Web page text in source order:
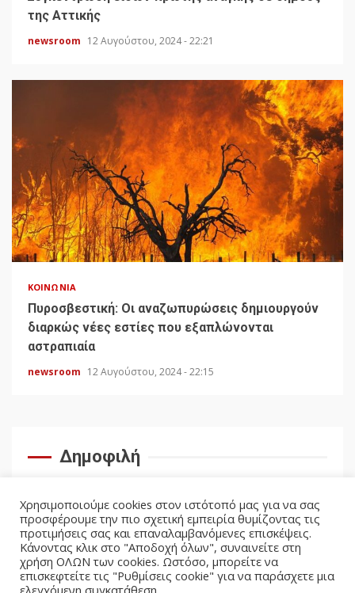
της Αττικής
newsroom 12 Αυγούστου, 2024 - 22:21
ΚΟΙΝΩΝΊΑ
Πυροσβεστική: Οι αναζωπυρώσεις δημιουργούν
διαρκώς νέες εστίες που εξαπλώνονται
αστραπιαία
newsroom 12 Αυγούστου, 2024 - 22:15
Δημοφιλή
Χρησιμοποιούμε cookies στον ιστότοπό μας για να σας
προσφέρουμε την πιο σχετική εμπειρία θυμίζοντας τις
προτιμήσεις σας και επαναλαμβανόμενες επισκέψεις.
Κάνοντας κλικ στο "Αποδοχή όλων", συναινείτε στη
χρήση ΟΛΩΝ των cookies. Ωστόσο, μπορείτε να
επισκεφτείτε τις "Ρυθμίσεις cookie" για να παράσχετε μια
ελεγχόμενη συγκατάθεση.